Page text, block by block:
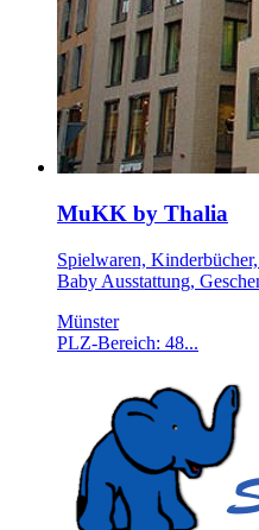
MuKK by Thalia
Spielwaren,
Baby Ausstattung,
Münster
PLZ-Bereich: 48...